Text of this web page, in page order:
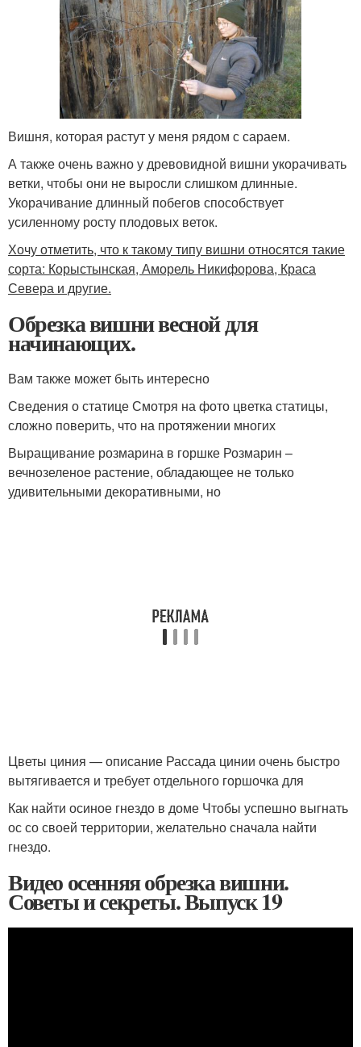
Вишня, которая растут у меня рядом с сараем.
А также очень важно у древовидной вишни укорачивать
ветки, чтобы они не выросли слишком длинные.
Укорачивание длинный побегов способствует
усиленному росту плодовых веток.
Хочу отметить, что к такому типу вишни относятся такие
сорта: Корыстынская, Аморель Никифорова, Краса
Севера и другие.
Обрезка вишни весной для
начинающих.
Вам также может быть интересно
Сведения о статице Смотря на фото цветка статицы,
сложно поверить, что на протяжении многих
Выращивание розмарина в горшке Розмарин –
вечнозеленое растение, обладающее не только
удивительными декоративными, но
Цветы циния — описание Рассада цинии очень быстро
вытягивается и требует отдельного горшочка для
Как найти осиное гнездо в доме Чтобы успешно выгнать
ос со своей территории, желательно сначала найти
гнездо.
Видео осенняя обрезка вишни.
Советы и секреты. Выпуск 19